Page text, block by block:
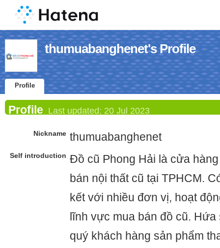
thumuabanghenet's Profile
Profile
Profile Last updated: 20 Jul 2023
Nickname thumuabanghenet
Self introduction Đồ cũ Phong Hải là cửa
bán nội thất cũ tại TPHCM.
kết với nhiều đơn vị, hoạt
lĩnh vực mua bán đồ cũ.
quý khách hàng sản phẩm